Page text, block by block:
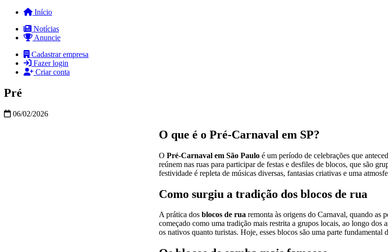
Início
Notícias
Anuncie
Cadastrar empresa
Fazer login
Criar conta
Pré
06/02/2026
O que é o Pré-Carnaval em SP?
O Pré-Carnaval em São Paulo é um período de celebrações que
reúnem nas ruas para participar de festas e desfiles de blocos, que são
festividade é repleta de músicas diversas, fantasias criativas e uma
Como surgiu a tradição dos blocos de rua
A prática dos blocos de rua remonta às origens do Carnaval, quando as
começado como uma tradição mais restrita a grupos locais, ao longo dos
os nativos quanto turistas. Hoje, esses blocos são uma parte